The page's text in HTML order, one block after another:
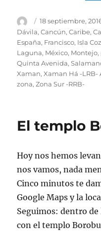
Autor
Publicado
el
18 septiembre,
Dávila,Cancún,Caribe,
España, Francisco, Isla
Laguna, México, Montejo,
Quinta Avenida,
Xaman,Xaman Há -LRB-
zona,Zona Sur -RRB-
El templo
Hoy nos hemos
nos vamos, nada
Cinco minutos te
Google Maps y la
Seguimos: dentro
con el templo